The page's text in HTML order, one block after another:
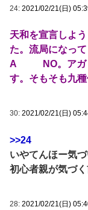
24: 2021/02/21(日)
天和を宣言しよ
た。流局になっ
A NO。アガリ
す。そもそも九
30: 2021/02/21(日)
>>24
いやてんほー気
初心者親が気づ
28: 2021/02/21(日)